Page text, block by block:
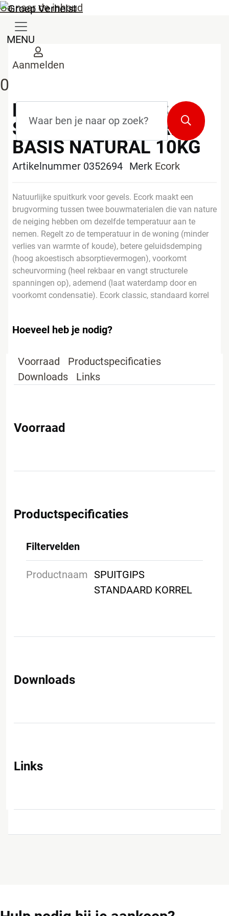
Ga naar de inhoud
MENU
Aanmelden
0
Zoeken
ECORK SPUITGIPS
STANDAARD KORREL
BASIS NATURAL 10KG
Artikelnummer 0352694 Merk Ecork
Natuurlijke spuitkurk voor gevels. Ecork maakt een
brugvorming tussen twee bouwmaterialen die van nature
de neiging hebben om dezelfde temperatuur aan te
nemen. Regelt zo de temperatuur in de woning (minder
verlies van warmte of koude), betere geluidsdemping
(hoog akoestisch absorptievermogen), voorkomt
scheurvorming (heel rekbaar en vangt structurele
spanningen op), ademend (laat waterdamp door en
voorkomt condensatie). Ecork classic, standaard korrel
Hoeveel heb je nodig?
Voorraad
Productspecificaties
Downloads
Links
Voorraad
Productspecificaties
Filtervelden
Productnaam SPUITGIPS
STANDAARD KORREL
Downloads
Links